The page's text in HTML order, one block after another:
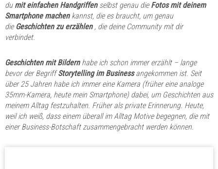
du mit einfachen Handgriffenselbst genau die Fotos mit deinem
Smartphone machenkannst, die es braucht, um genau
dieGeschichten zu erzählen, die deine Community mit dir
verbindet.
Geschichten mit Bildern habe ich schon immer erzählt – lange
bevor der BegriffStorytelling im Businessangekommen ist. Seit
über 25 Jahren habe ich immer eine Kamera (früher eine analoge
35mm-Kamera, heute mein Smartphone) dabei, um Geschichten aus
meinem Alltag festzuhalten. Früher als private Erinnerung. Heute,
weil ich weiß, dass einem überall im Alltag Motive begegnen, die mit
einer Business-Botschaft zusammengebracht werden können.